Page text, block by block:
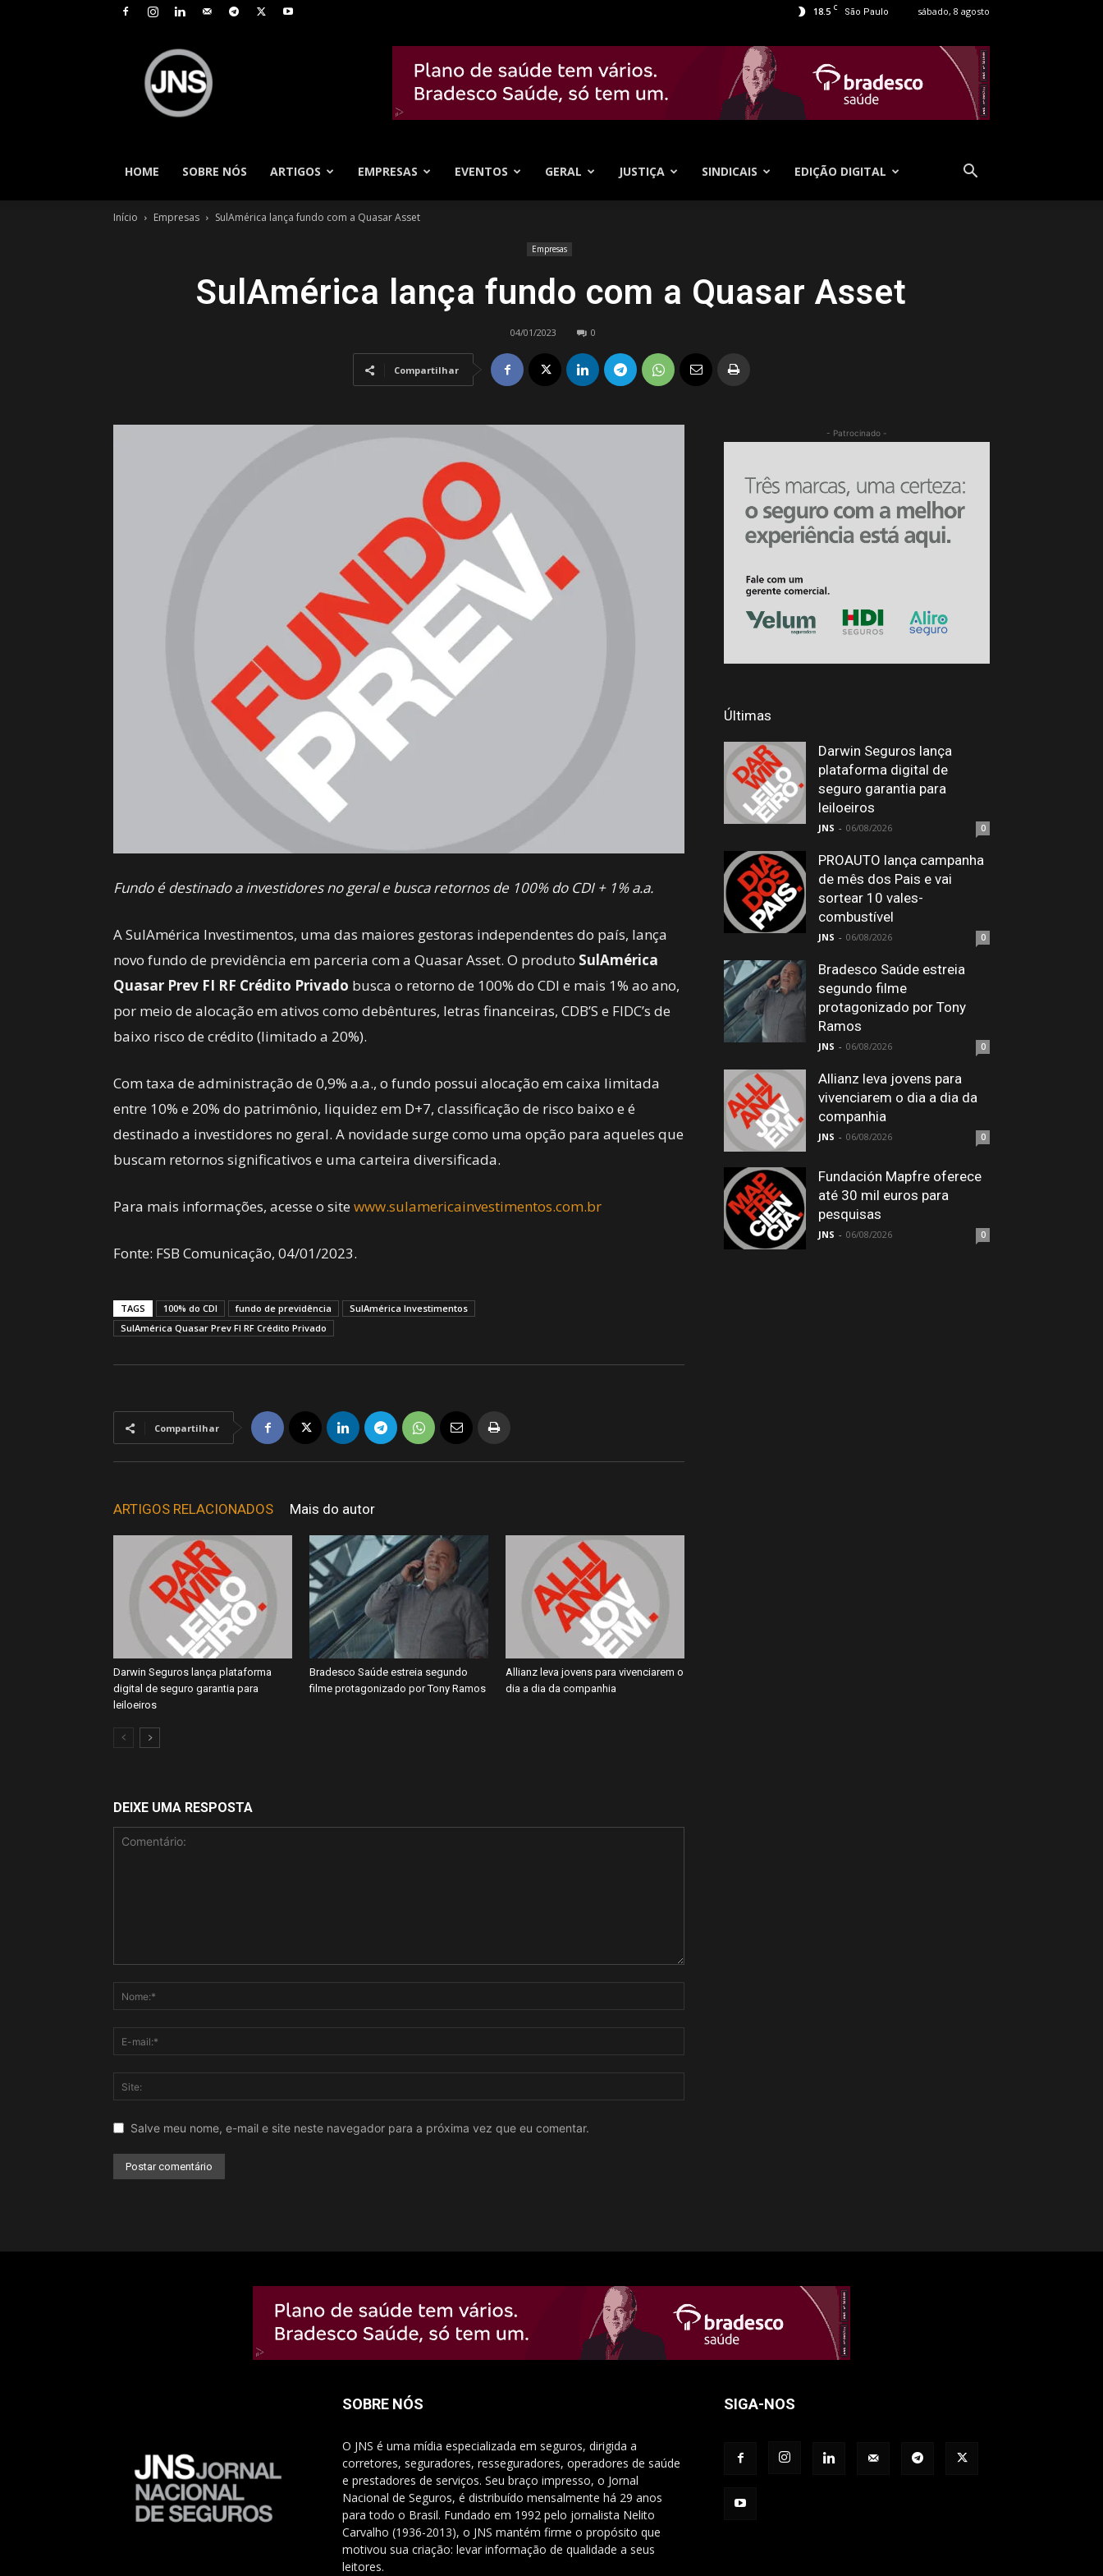
18.5 C São Paulo sábado, 8 agosto
HOME
SOBRE NÓS ARTIGOS EMPRESAS EVENTOS GERAL JUSTIÇA SINDICAIS EDIÇÃO DIGITAL
Início Empresas SulAmérica lança fundo com a Quasar Asset
Empresas
SulAmérica lança fundo com a Quasar Asset
04/01/2023 0
Compartilhar
Fundo é destinado a investidores no geral e busca retornos de 100% do CDI + 1% a.a.
A SulAmérica Investimentos, uma das maiores gestoras independentes do país, lança
novo fundo de previdência em parceria com a Quasar Asset. O produto SulAmérica
Quasar Prev FI RF Crédito Privado busca o retorno de 100% do CDI e mais 1% ao ano,
por meio de alocação em ativos como debêntures, letras financeiras, CDB’S e FIDC’s de
baixo risco de crédito (limitado a 20%).
Com taxa de administração de 0,9% a.a., o fundo possui alocação em caixa limitada
entre 10% e 20% do patrimônio, liquidez em D+7, classificação de risco baixo e é
destinado a investidores no geral. A novidade surge como uma opção para aqueles que
buscam retornos significativos e uma carteira diversificada.
Para mais informações, acesse o site www.sulamericainvestimentos.com.br
Fonte: FSB Comunicação, 04/01/2023.
TAGS 100% do CDI fundo de previdência
SulAmérica Investimentos
SulAmérica Quasar Prev FI RF Crédito Privado
Compartilhar
ARTIGOS RELACIONADOS Mais do autor
Darwin Seguros lança plataforma
digital de seguro garantia para
leiloeiros
Bradesco Saúde estreia segundo
filme protagonizado por Tony Ramos
Allianz leva jovens para vivenciarem o
dia a dia da companhia
DEIXE UMA RESPOSTA
Salve meu nome, e-mail e site neste navegador para a próxima vez que eu comentar.
- Patrocinado -
Últimas
Darwin Seguros lança
plataforma digital de
seguro garantia para
leiloeiros
JNS - 06/08/2026 0
PROAUTO lança campanha
de mês dos Pais e vai
sortear 10 vales-
combustível
JNS - 06/08/2026 0
Bradesco Saúde estreia
segundo filme
protagonizado por Tony
Ramos
JNS - 06/08/2026 0
Allianz leva jovens para
vivenciarem o dia a dia da
companhia
JNS - 06/08/2026 0
Fundación Mapfre oferece
até 30 mil euros para
pesquisas
JNS - 06/08/2026 0
SOBRE NÓS
O JNS é uma mídia especializada em seguros, dirigida a
corretores, seguradores, resseguradores, operadores de saúde
e prestadores de serviços. Seu braço impresso, o Jornal
Nacional de Seguros, é distribuído mensalmente há 29 anos
para todo o Brasil. Fundado em 1992 pelo jornalista Nelito
Carvalho (1936-2013), o JNS mantém firme o propósito que
motivou sua criação: levar informação de qualidade a seus
leitores.
SIGA-NOS